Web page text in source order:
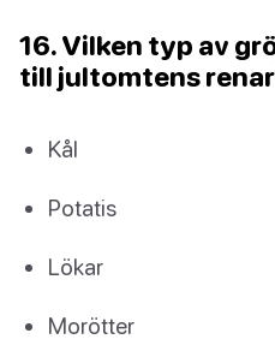
16. Vilken typ av
till jultomtens
Kål
Potatis
Lökar
Morötter